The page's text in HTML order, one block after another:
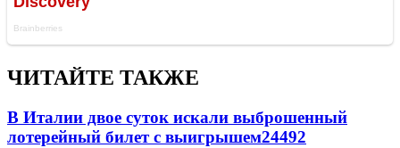
ЧИТАЙТЕ ТАКЖЕ
В Италии двое суток искали выброшенный
лотерейный билет с выигрышем24492